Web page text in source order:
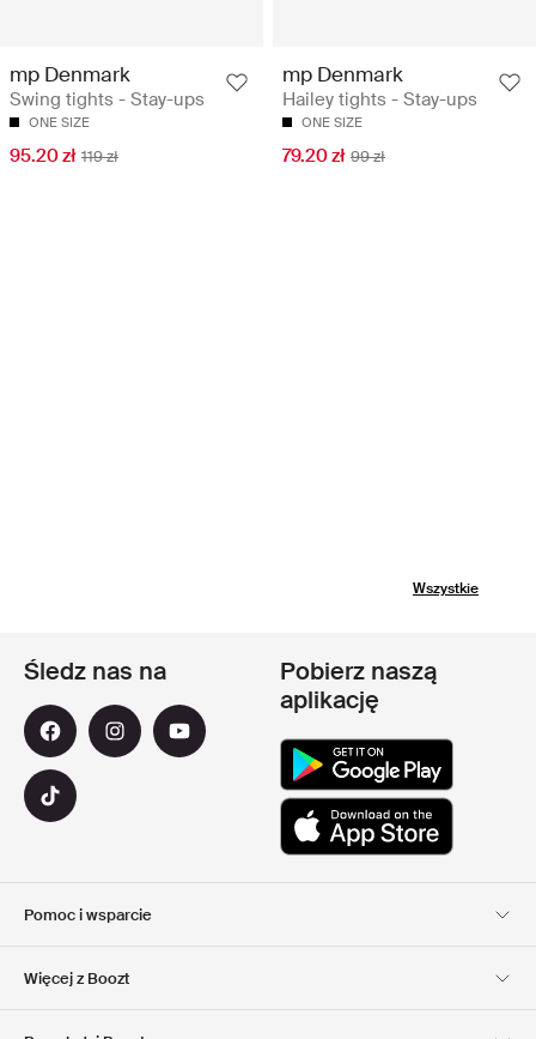
mp Denmark
Swing tights - Stay-ups
ONE SIZE
95.20 zł 119 zł
mp Denmark
Hailey tights - Stay-ups
ONE SIZE
79.20 zł 99 zł
Wszystkie
Pomoc i wsparcie
Więcej z Boozt
Śledz nas na
Pobierz naszą
aplikację